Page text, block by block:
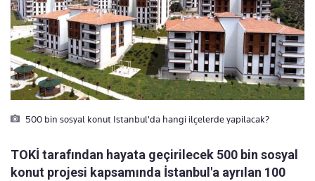
500 bin sosyal konut Istanbul'da hangi ilçelerde yapilacak?
TOKİ tarafından hayata geçirilecek 500 bin sosyal
konut projesi kapsamında İstanbul'a ayrılan 100